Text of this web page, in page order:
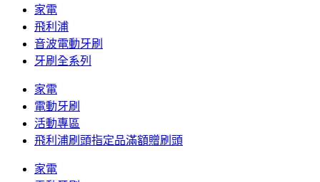
家電
飛利浦
音波電動牙刷
牙刷全系列
家電
電動牙刷
活動專區
飛利浦刷頭指定品滿額贈刷頭
家電